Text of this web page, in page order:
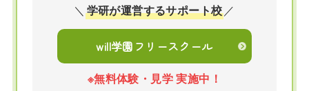
＼ 学研が運営するサポート校／
will学園フリースクール
※無料体験・見学 実施中！